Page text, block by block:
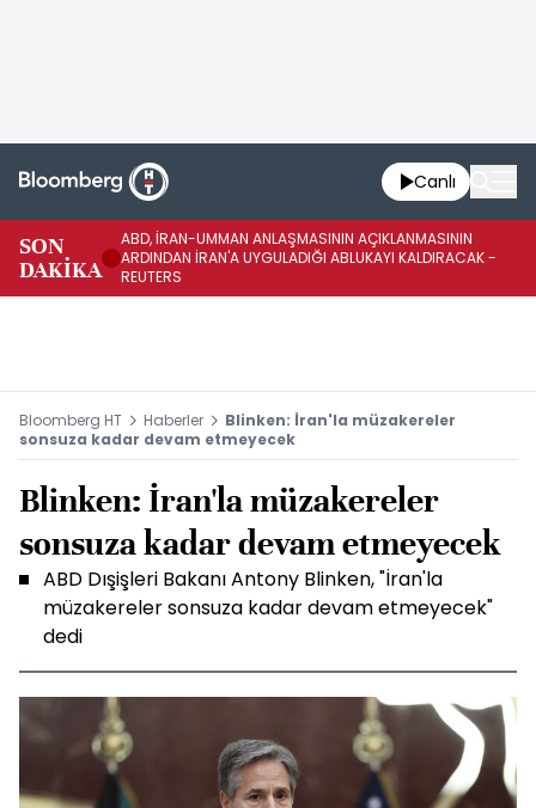
Canlı
SON
DAKİKA
ABD, İRAN-UMMAN ANLAŞMASININ AÇIKLANMASININ
ARDINDAN İRAN'A UYGULADIĞI ABLUKAYI KALDIRACAK -
REUTERS
Bloomberg HT Haberler
Blinken: İran'la müzakereler
sonsuza kadar devam etmeyecek
Blinken: İran'la müzakereler
sonsuza kadar devam etmeyecek
ABD Dışişleri Bakanı Antony Blinken, "İran'la
müzakereler sonsuza kadar devam etmeyecek"
dedi